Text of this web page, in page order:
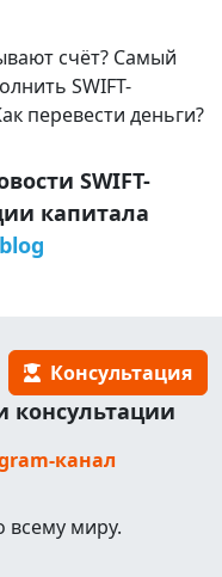
счёт? Самый
SWIFT-
перевести деньги?
SWIFT-
капитала
Консультация
консультации
канал
всему миру.